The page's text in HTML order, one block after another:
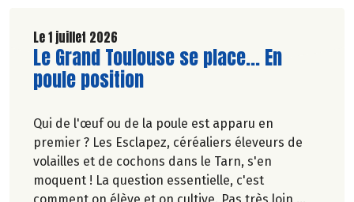
Le 1 juillet 2026
Lire la suite de l'article
Le Grand Toulouse se place... En
poule position
Qui de l'œuf ou de la poule est apparu en
premier ? Les Esclapez, céréaliers éleveurs de
volailles et de cochons dans le Tarn, s'en
moquent ! La question essentielle, c'est